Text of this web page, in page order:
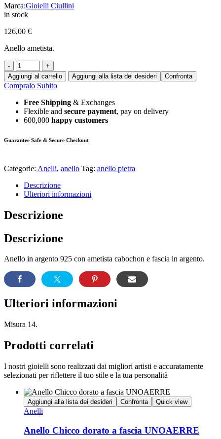
Marca:Gioielli Ciullini
in stock
126,00 €
Anello ametista.
-
+
Aggiungi al carrello
Aggiungi alla lista dei desideri Confronta
Compralo Subito
Free Shipping & Exchanges
Flexible and secure payment, pay on delivery
600,000 happy customers
Guarantee Safe & Secure Checkout
Categorie: Anelli, anello Tag: anello pietra
Descrizione
Ulteriori informazioni
Descrizione
Descrizione
Anello in argento 925 con ametista cabochon e fascia in argento.
Ulteriori informazioni
Misura 14.
Prodotti correlati
I nostri gioielli sono realizzati dai migliori artisti e accuratamente
selezionati per riflettere il tuo stile e la tua personalità
Aggiungi alla lista dei desideri Confronta Quick view
Anelli
Anello Chicco dorato a fascia UNOAERRE